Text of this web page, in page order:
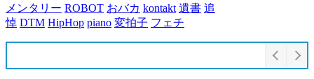
メンタリー ROBOT おバカ kontakt 遺書 追
悼 DTM HipHop piano 変拍子 フェチ